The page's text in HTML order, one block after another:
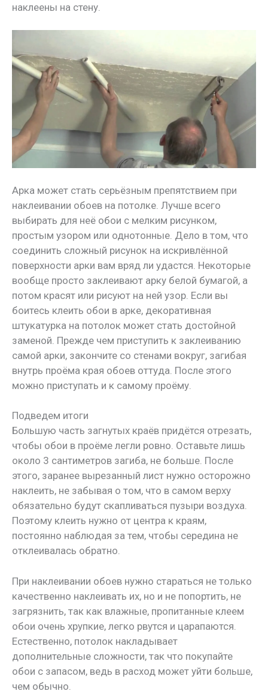
наклеены на стену.
Арка может стать серьёзным препятствием при
наклеивании обоев на потолке. Лучше всего
выбирать для неё обои с мелким рисунком,
простым узором или однотонные. Дело в том, что
соединить сложный рисунок на искривлённой
поверхности арки вам вряд ли удастся. Некоторые
вообще просто заклеивают арку белой бумагой, а
потом красят или рисуют на ней узор. Если вы
боитесь клеить обои в арке, декоративная
штукатурка на потолок может стать достойной
заменой. Прежде чем приступить к заклеиванию
самой арки, закончите со стенами вокруг, загибая
внутрь проёма края обоев оттуда. После этого
можно приступать и к самому проёму.
Подведем итоги
Большую часть загнутых краёв придётся отрезать,
чтобы обои в проёме легли ровно. Оставьте лишь
около 3 сантиметров загиба, не больше. После
этого, заранее вырезанный лист нужно осторожно
наклеить, не забывая о том, что в самом верху
обязательно будут скапливаться пузыри воздуха.
Поэтому клеить нужно от центра к краям,
постоянно наблюдая за тем, чтобы середина не
отклеивалась обратно.
При наклеивании обоев нужно стараться не только
качественно наклеивать их, но и не попортить, не
загрязнить, так как влажные, пропитанные клеем
обои очень хрупкие, легко рвутся и царапаются.
Естественно, потолок накладывает
дополнительные сложности, так что покупайте
обои с запасом, ведь в расход может уйти больше,
чем обычно.